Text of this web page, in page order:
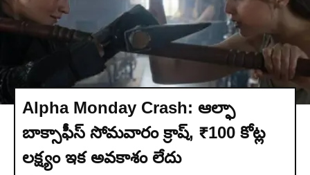
Alpha Monday Crash: ఆల్ఫా
బాక్సాఫీస్ సోమవారం క్రాష్, ₹100 కోట్ల
లక్ష్యం ఇక అవకాశం లేదు